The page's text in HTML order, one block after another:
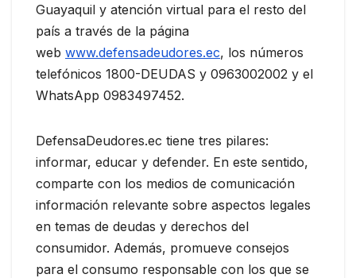
Guayaquil y atención virtual para el resto del
país a través de la página
web www.defensadeudores.ec, los números
telefónicos 1800-DEUDAS y 0963002002 y el
WhatsApp 0983497452.
DefensaDeudores.ec tiene tres pilares:
informar, educar y defender. En este sentido,
comparte con los medios de comunicación
información relevante sobre aspectos legales
en temas de deudas y derechos del
consumidor. Además, promueve consejos
para el consumo responsable con los que se